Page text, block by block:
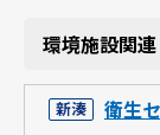
環境施設関連
新湊 衛生